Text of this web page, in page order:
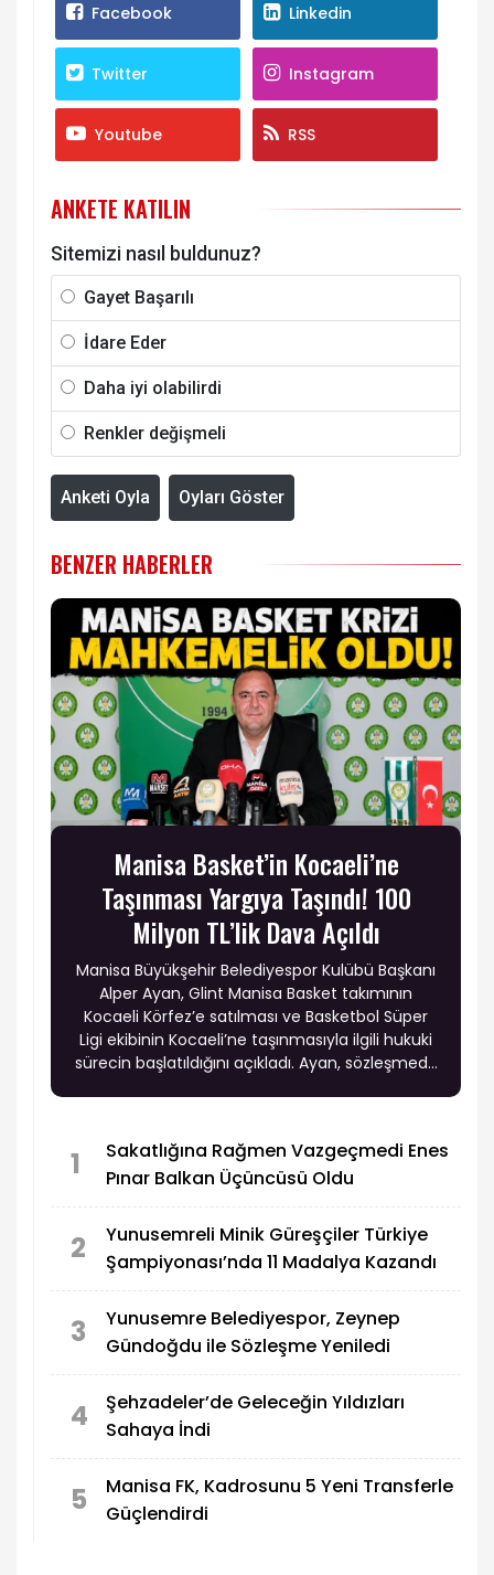
Facebook Linkedin
Twitter Instagram
Youtube RSS
ANKETE KATILIN
Sitemizi nasıl buldunuz?
Gayet Başarılı
İdare Eder
Daha iyi olabilirdi
Renkler değişmeli
Anketi Oyla Oyları Göster
BENZER HABERLER
Manisa Basket’in Kocaeli’ne
Taşınması Yargıya Taşındı! 100
Milyon TL’lik Dava Açıldı
Manisa Büyükşehir Belediyespor Kulübü Başkanı
Alper Ayan, Glint Manisa Basket takımının
Kocaeli Körfez’e satılması ve Basketbol Süper
Ligi ekibinin Kocaeli’ne taşınmasıyla ilgili hukuki
sürecin başlatıldığını açıkladı. Ayan, sözleşmede
1
Sakatlığına Rağmen Vazgeçmedi Enes
Pınar Balkan Üçüncüsü Oldu
2
Yunusemreli Minik Güreşçiler Türkiye
Şampiyonası’nda 11 Madalya Kazandı
3
Yunusemre Belediyespor, Zeynep
Gündoğdu ile Sözleşme Yeniledi
4
Şehzadeler’de Geleceğin Yıldızları
Sahaya İndi
5
Manisa FK, Kadrosunu 5 Yeni Transferle
Güçlendirdi